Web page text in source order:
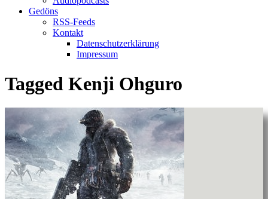
Gedöns
RSS-Feeds
Kontakt
Datenschutzerklärung
Impressum
Tagged Kenji Ohguro